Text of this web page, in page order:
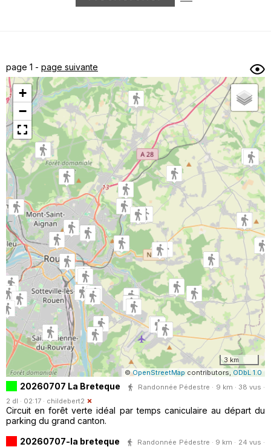
Longueur min/max
sous-dossiers
Trier par
Horodatage Photos
page 1 - page suivante
+
−
3 km
©OpenStreetMap contributors, ODbL 1.0
20260707 La Breteque
Randonnée Pédestre · 9 km · 38 vus ·
2 dl · 02:17 · childebert2
Circuit en forêt verte idéal par temps caniculaire au départ du
parking du grand canton.
20260707-la breteque
Randonnée Pédestre · 9 km · 24 vus ·